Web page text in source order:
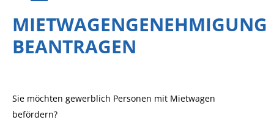
MIETWAGENGENEHMIGUNG
BEANTRAGEN
Sie möchten gewerblich Personen mit Mietwagen
befördern?